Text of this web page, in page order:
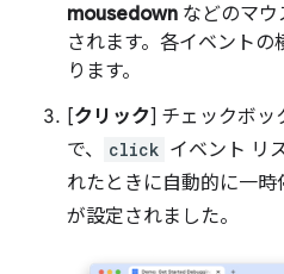
mousedown などのマ
されます。各イベント
ります。
[クリック] チェックボッ
で、
click イベント リ
れたときに自動的に一
が設定されました。